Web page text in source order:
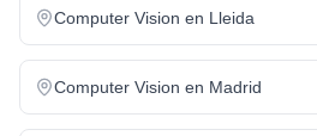
Computer Vision en Lleida
Computer Vision en Madrid